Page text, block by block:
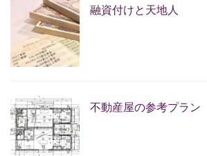
融資付けと天地人
不動産屋の参考プラン